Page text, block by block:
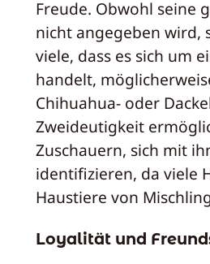
Freude. Obwohl seine
nicht angegeben wird,
viele, dass es sich um
handelt,
Chihuahua- oder
Zweideutigkeit
Zuschauern, sich mit
identifizieren, da viele
Haustiere von
Loyalität und